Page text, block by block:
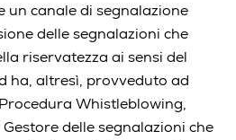
canale di segnalazione
delle segnalazioni che
riservatezza ai sensi del
ha, altresì, provveduto ad
Whistleblowing,
delle segnalazioni che